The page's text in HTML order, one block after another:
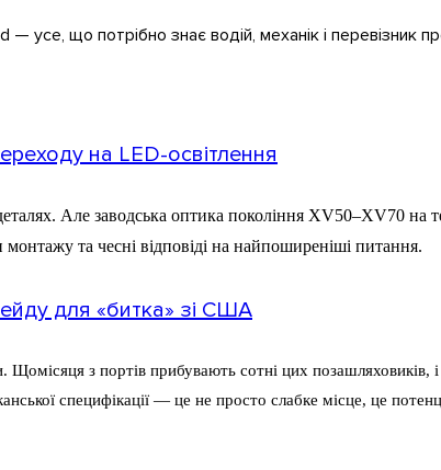
усе, що потрібно знає водій, механік і перевізник
на LED-освітлення
Але заводська оптика покоління XV50–XV70 на
та чесні відповіді на найпоширеніші питання.
для «битка» зі США
з портів прибувають сотні цих позашляховиків,
специфікації — це не просто слабке місце, це